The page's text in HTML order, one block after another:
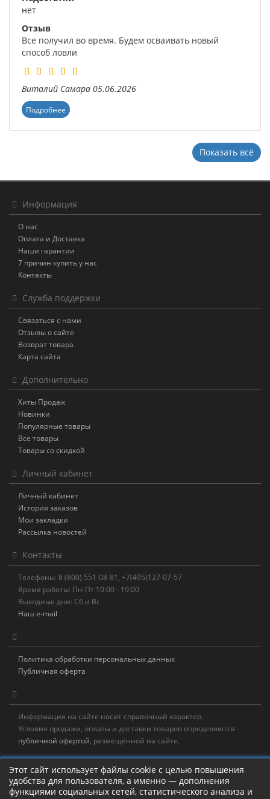
нет
Отзыв
Все получил во время. Будем осваивать новый
способ ловли
Виталий Самара 05.06.2026
Подробнее
Показать всё
Информация
О нас
Оплата и Доставка
Наши гарантии
7 причин купить у нас
Контакты
Служба поддержки
Связаться с нами
Отзывы о сайте
Возврат товара
Карта сайта
Дополнительно
Хиты Продаж
Новинки
Популярные товары
Все товары
Товары со скидкой
Личный кабинет
Личный кабинет
История заказов
Мои закладки
Рассылка новостей
Контакты
Телефоны: 8 (800) 551-08-81, +7(495)127-07-57
Время работы: Пн-Пт 10:00 - 19:00
Выходные дни: Сб и Вс
Наш e-mail
Политика обработки персональных данных
Публичная оферта
Информация на сайте носит справочный характер.
Условия продажи, оплаты и доставки товаров определяются
публичной офертой, размещённой на сайте.
Новостная рассылка
Новости, акции, распродажи и полезные советы!
Этот сайт использует файлы cookie с целью повышения
удобства для пользователя, а именно — дополнения
функциями социальных сетей, статистического анализа и